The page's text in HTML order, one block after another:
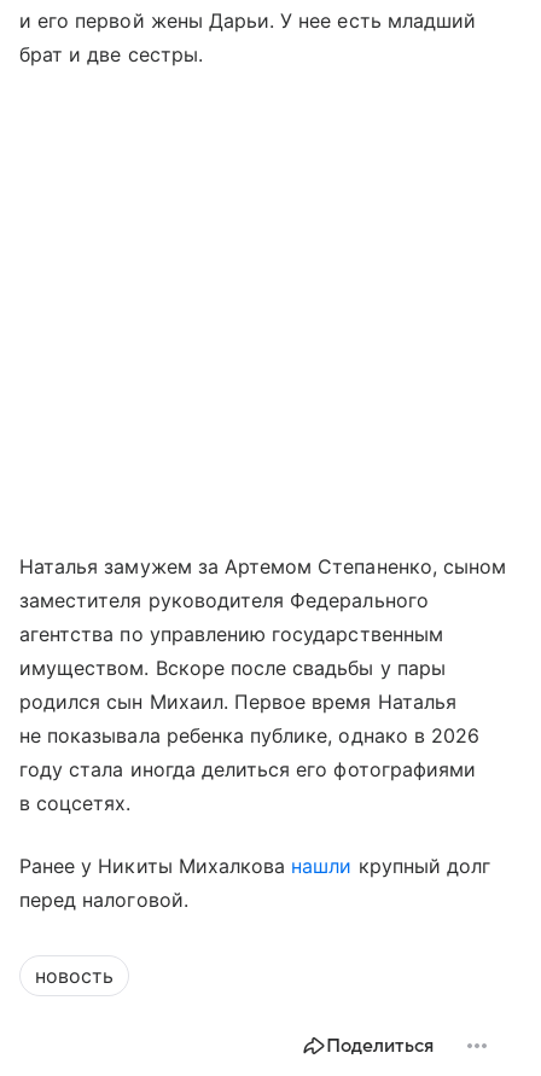
и его первой жены Дарьи. У нее есть младший
брат и две сестры.
Наталья замужем за Артемом Степаненко, сыном
заместителя руководителя Федерального
агентства по управлению государственным
имуществом. Вскоре после свадьбы у пары
родился сын Михаил. Первое время Наталья
не показывала ребенка публике, однако в 2026
году стала иногда делиться его фотографиями
в соцсетях.
Ранее у Никиты Михалкова нашли крупный долг
перед налоговой.
новость
Поделиться